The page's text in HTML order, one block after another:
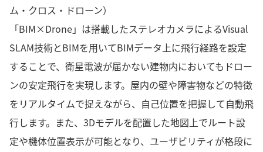
ム・クロス・ドローン）
「BIM×Drone」は搭載したステレオカメラによるVisual
SLAM技術とBIMを用いてBIMデータ上に飛行経路を設定
することで、衛星電波が届かない建物内においてもドロー
ンの安定飛行を実現します。屋内の壁や障害物などの特徴
をリアルタイムで捉えながら、自己位置を把握して自動飛
行します。また、3Dモデルを配置した地図上でルート設
定や機体位置表示が可能となり、ユーザビリティが格段に